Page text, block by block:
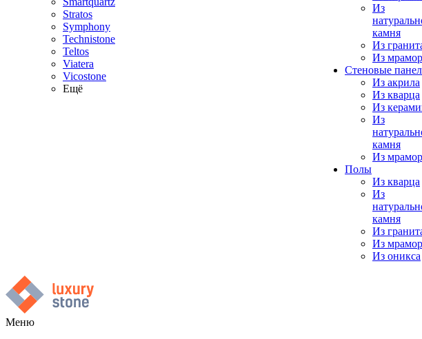
Stratos
Symphony
Technistone
Teltos
Viatera
Vicostone
Ещё
Из
камня
Из
Из
Стеновые
Из акрила
Из кварца
Из
Из
камня
Из
Полы
Из кварца
Из
камня
Из
Из
Из оникса
Меню